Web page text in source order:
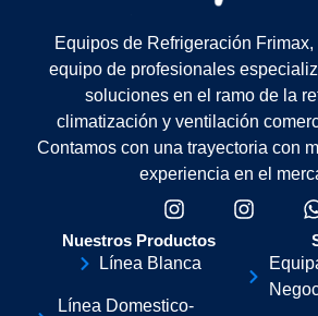
Equipos de Refrigeración
equipo de profesionales
soluciones en el ramo de la
climatización y ventilación
Contamos con una trayectoria con
experiencia en el
Nuestros Productos
Línea Blanca
Línea Domestico-